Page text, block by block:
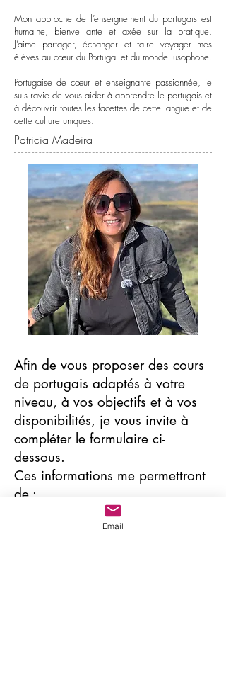
Mon approche de l’enseignement du portugais est
humaine, bienveillante et axée sur la pratique.
J’aime partager, échanger et faire voyager mes
élèves au cœur du Portugal et du monde lusophone.
Portugaise de cœur et enseignante passionnée, je
suis ravie de vous aider à apprendre le portugais et
à découvrir toutes les facettes de cette langue et de
cette culture uniques.
Patricia Madeira
Afin de vous proposer des cours
de portugais adaptés à votre
niveau, à vos objectifs et à vos
disponibilités, je vous invite à
compléter le formulaire ci-
dessous.
Ces informations me permettront
de :
mieux comprendre votre projet
(personnel, professionnel,
Email